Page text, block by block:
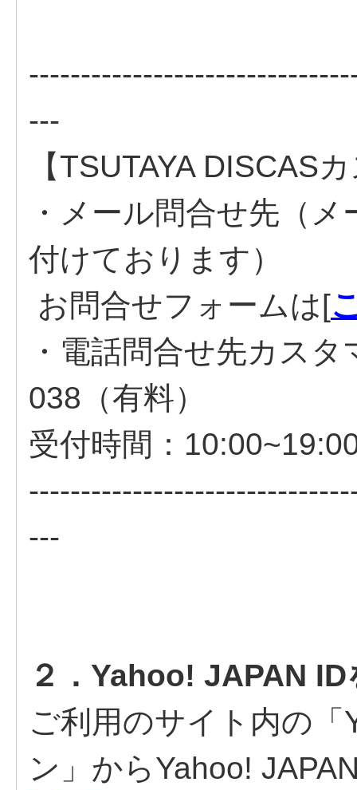
---
【TSUTAYA DISCAS
・メール問合せ先（
付けております）
お問合せフォームは[
・電話問合せ先カス
038（有料）
受付時間：
---
２．Yahoo! JAPAN
ご利用のサイト内の
ン」からYahoo!